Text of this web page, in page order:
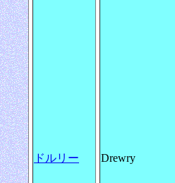
ドルリー Drewry